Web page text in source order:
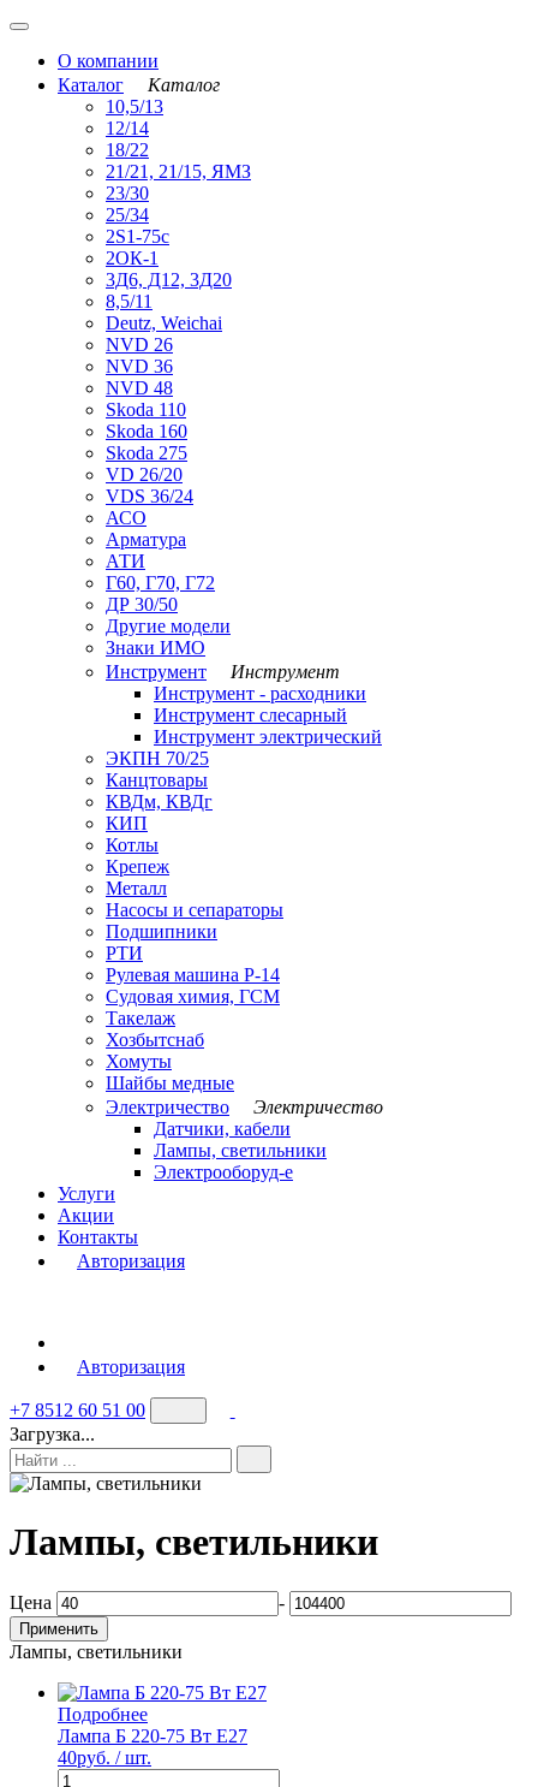
О компании
Каталог
Каталог
10,5/13
12/14
18/22
21/21, 21/15, ЯМЗ
23/30
25/34
2S1-75с
2ОК-1
3Д6, Д12, 3Д20
8,5/11
Deutz, Weichai
NVD 26
NVD 36
NVD 48
Skoda 110
Skoda 160
Skoda 275
VD 26/20
VDS 36/24
АСО
Арматура
АТИ
Г60, Г70, Г72
ДР 30/50
Другие модели
Знаки ИМО
Инструмент
Инструмент
Инструмент - расходники
Инструмент слесарный
Инструмент электрический
ЭКПН 70/25
Канцтовары
КВДм, КВДг
КИП
Котлы
Крепеж
Металл
Насосы и сепараторы
Подшипники
РТИ
Рулевая машина Р-14
Судовая химия, ГСМ
Такелаж
Хозбытснаб
Хомуты
Шайбы медные
Электричество
Электричество
Датчики, кабели
Лампы, светильники
Электрооборуд-е
Услуги
Акции
Контакты
Авторизация
Авторизация
+7 8512 60 51 00
Загрузка...
Лампы, светильники
Цена -
Применить
Лампы, светильники
Подробнее
Лампа Б 220-75 Вт Е27
40руб. / шт.